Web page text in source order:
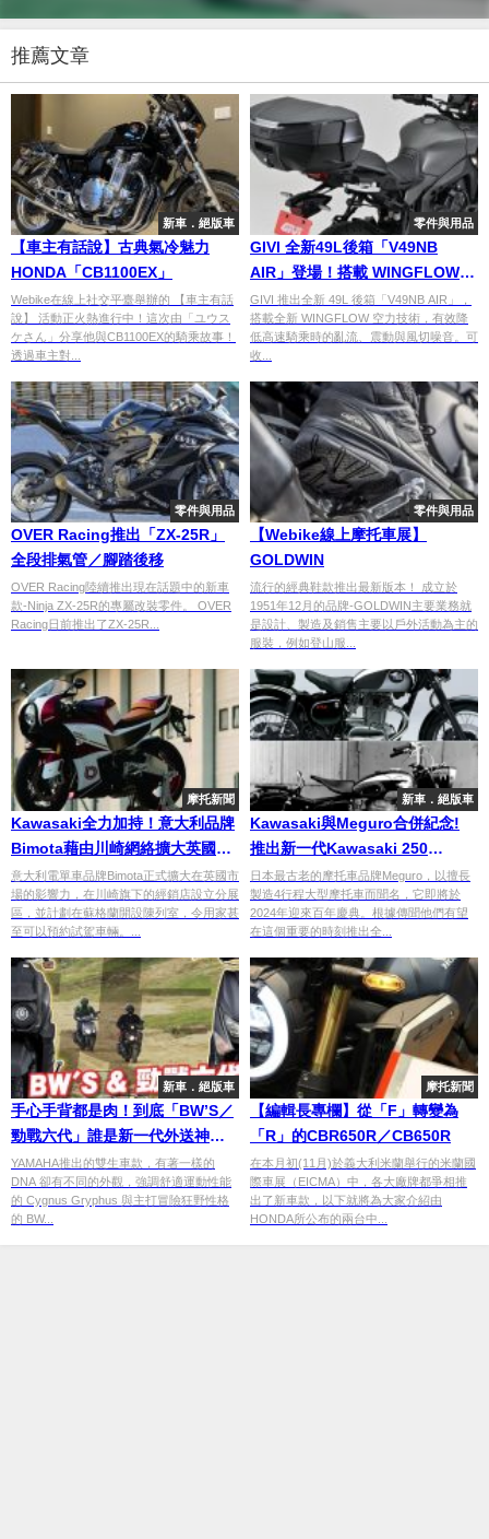
推薦文章
新車．絕版車
【車主有話說】古典氣冷魅力
HONDA「CB1100EX」
Webike在線上社交平臺舉辦的 【車主有話
說】 活動正火熱進行中！這次由「ユウス
ケさん」分享他與CB1100EX的騎乘故事！
透過車主對...
零件與用品
GIVI 全新49L後箱「V49NB
AIR」登場！搭載 WINGFLOW
空力技術、降低高速亂流與噪音
GIVI 推出全新 49L 後箱「V49NB AIR」，
搭載全新 WINGFLOW 空力技術，有效降
低高速騎乘時的亂流、震動與風切噪音。可
收...
零件與用品
OVER Racing推出「ZX-25R」
全段排氣管／腳踏後移
OVER Racing陸續推出現在話題中的新車
款-Ninja ZX-25R的專屬改裝零件。 OVER
Racing日前推出了ZX-25R...
零件與用品
【Webike線上摩托車展】
GOLDWIN
流行的經典鞋款推出最新版本！ 成立於
1951年12月的品牌-GOLDWIN主要業務就
是設計、製造及銷售主要以戶外活動為主的
服裝，例如登山服...
摩托新聞
Kawasaki全力加持！意大利品牌
Bimota藉由川崎網絡擴大英國銷
售版圖
意大利電單車品牌Bimota正式擴大在英國市
場的影響力，在川崎旗下的經銷店設立分展
區，並計劃在蘇格蘭開設陳列室，令用家甚
至可以預約試駕車輛。...
新車．絕版車
Kawasaki與Meguro合併紀念!
推出新一代Kawasaki 250
Meguro SG ?
日本最古老的摩托車品牌Meguro，以擅長
製造4行程大型摩托車而聞名，它即將於
2024年迎來百年慶典。根據傳聞他們有望
在這個重要的時刻推出全...
新車．絕版車
手心手背都是肉！到底「BW’S／
勁戰六代」誰是新一代外送神
車？
YAMAHA推出的雙生車款，有著一樣的
DNA 卻有不同的外觀，強調舒適運動性能
的 Cygnus Gryphus 與主打冒險狂野性格
的 BW...
摩托新聞
【編輯長專欄】從「F」轉變為
「R」的CBR650R／CB650R
在本月初(11月)於義大利米蘭舉行的米蘭國
際車展（EICMA）中，各大廠牌都爭相推
出了新車款，以下就將為大家介紹由
HONDA所公布的兩台中...